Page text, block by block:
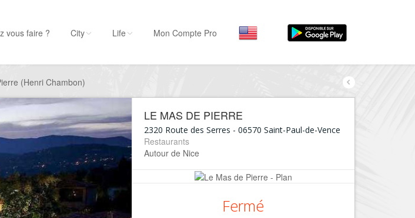
vous faire ?
Hôtels, ...
Sortir
Commerces
Par quartiers
Nice Promenade du
City Life Mon Compte Pro
(Henri Chambon)
LE MAS DE PIERRE
2320 Route des Serres - 06570 Saint-Paul-de-Vence
Restaurants
Autour de Nice
Fermé